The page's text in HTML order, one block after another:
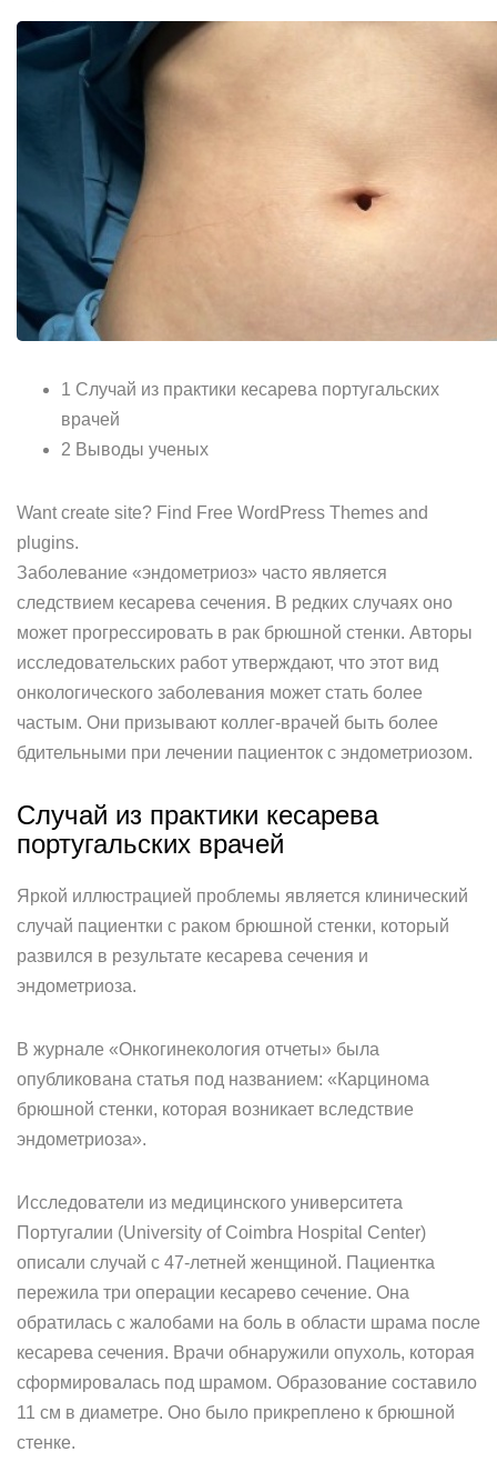
1 Случай из практики кесарева португальских
врачей
2 Выводы ученых
Want create site? Find Free WordPress Themes and
plugins.
Заболевание «эндометриоз» часто является
следствием кесарева сечения. В редких случаях оно
может прогрессировать в рак брюшной стенки. Авторы
исследовательских работ утверждают, что этот вид
онкологического заболевания может стать более
частым. Они призывают коллег-врачей быть более
бдительными при лечении пациенток с эндометриозом.
Случай из практики кесарева
португальских врачей
Яркой иллюстрацией проблемы является клинический
случай пациентки с раком брюшной стенки, который
развился в результате кесарева сечения и
эндометриоза.
В журнале «Онкогинекология отчеты» была
опубликована статья под названием: «Карцинома
брюшной стенки, которая возникает вследствие
эндометриоза».
Исследователи из медицинского университета
Португалии (University of Coimbra Hospital Center)
описали случай с 47-летней женщиной. Пациентка
пережила три операции кесарево сечение. Она
обратилась с жалобами на боль в области шрама после
кесарева сечения. Врачи обнаружили опухоль, которая
сформировалась под шрамом. Образование составило
11 см в диаметре. Оно было прикреплено к брюшной
стенке.